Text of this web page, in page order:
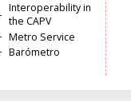
Interoperability in
the CAPV
Metro Service
Barómetro